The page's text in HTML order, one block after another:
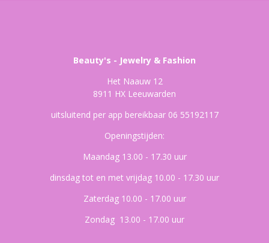
Beauty's - Jewelry & Fashion
Het Naauw 12
8911 HX Leeuwarden
uitsluitend per app bereikbaar 06 55192117
Openingstijden:
Maandag 13.00 - 17.30 uur
dinsdag tot en met vrijdag 10.00 - 17.30 uur
Zaterdag 10.00 - 17.00 uur
Zondag 13.00 - 17.00 uur